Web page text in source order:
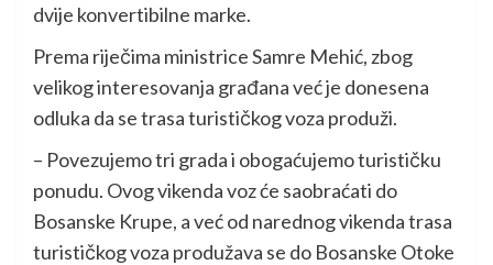
dvije konvertibilne marke.
Prema riječima ministrice Samre Mehić, zbog
velikog interesovanja građana već je donesena
odluka da se trasa turističkog voza produži.
– Povezujemo tri grada i obogaćujemo turističku
ponudu. Ovog vikenda voz će saobraćati do
Bosanske Krupe, a već od narednog vikenda trasa
turističkog voza produžava se do Bosanske Otoke